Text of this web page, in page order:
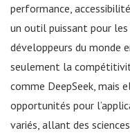
performance,
un outil puissant pour
développeurs du monde
seulement la
comme DeepSeek, mais
opportunités pour
variés, allant des